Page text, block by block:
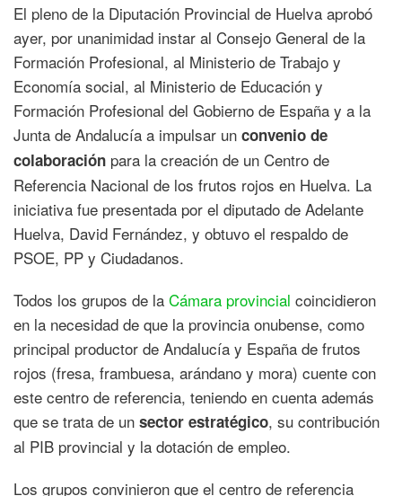
El pleno de la Diputación Provincial de Huelva aprobó
ayer, por unanimidad instar al Consejo General de la
Formación Profesional, al Ministerio de Trabajo y
Economía social, al Ministerio de Educación y
Formación Profesional del Gobierno de España y a la
Junta de Andalucía a impulsar un convenio de
colaboración para la creación de un Centro de
Referencia Nacional de los frutos rojos en Huelva. La
iniciativa fue presentada por el diputado de Adelante
Huelva, David Fernández, y obtuvo el respaldo de
PSOE, PP y Ciudadanos.
Todos los grupos de la Cámara provincial coincidieron
en la necesidad de que la provincia onubense, como
principal productor de Andalucía y España de frutos
rojos (fresa, frambuesa, arándano y mora) cuente con
este centro de referencia, teniendo en cuenta además
que se trata de un sector estratégico, su contribución
al PIB provincial y la dotación de empleo.
Los grupos convinieron que el centro de referencia